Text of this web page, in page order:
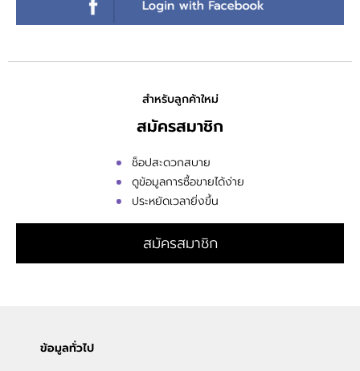
สมัครสมาชิก
สำหรับลูกค้าใหม่
ช็อปสะดวกสบาย
ดูข้อมูลการซื้อขายได้ง่าย
ประหยัดเวลายิ่งขึ้น
สมัครสมาชิก
ข้อมูลทั่วไป